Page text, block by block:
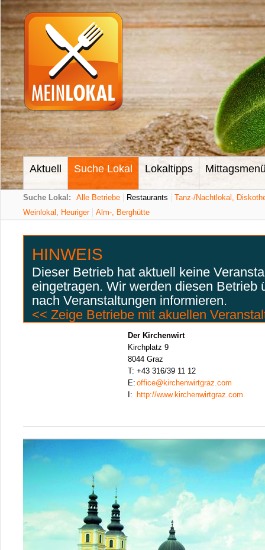
Aktuell Suche Lokal Lokaltipps
Suche Lokal: Alle Betriebe Restaurants
Tanz-/Nachtlokal,
Weinlokal, Heuriger
Alm-, Berghütte
HINWEIS
Dieser Betrieb hat aktuell keine
eingetragen. Wir werden diesen Betrieb
nach Veranstaltungen informieren.
<< Zeige Betriebe mit akuellen
Der Kirchenwirt
Kirchplatz 9
8044 Graz
T: +43 316/39 11 12
E: office@kirchenwirtgraz.com
I:
http://www.kirchenwirtgraz.com